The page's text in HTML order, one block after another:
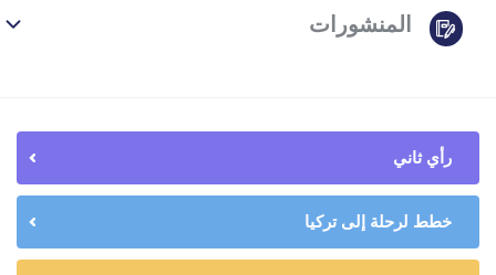
المنشورات
رأي ثاني
خطط لرحلة إلى تركيا